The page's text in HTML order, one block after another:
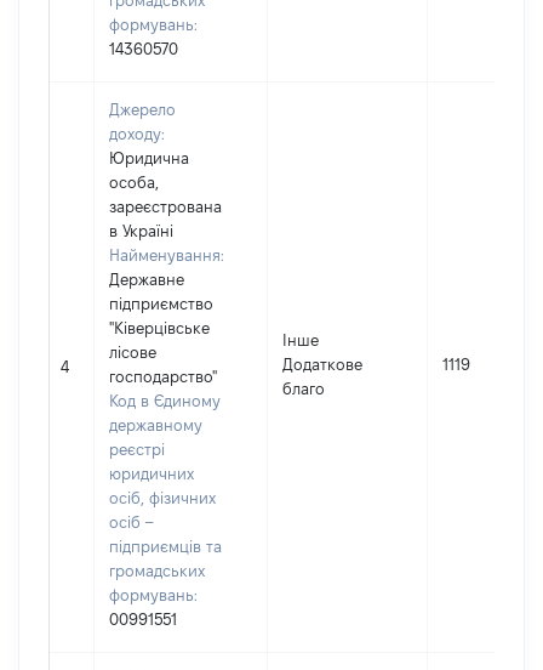
формувань:
14360570
4
Джерело
доходу:
Юридична
особа,
зареєстрована
в Україні
Найменування:
Державне
підприємство
"Ківерцівське
лісове
господарство"
Код в Єдиному
державному
реєстрі
юридичних
осіб, фізичних
осіб –
підприємців та
громадських
формувань:
00991551
Інше
Додаткове
благо
1119